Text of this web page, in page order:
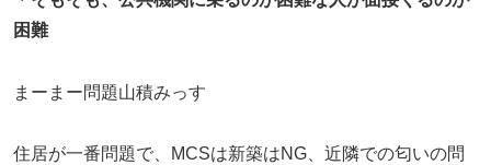
困難
まーまー問題山積みっす
住居が一番問題で、MCSは新築はNG、近隣での匂いの問